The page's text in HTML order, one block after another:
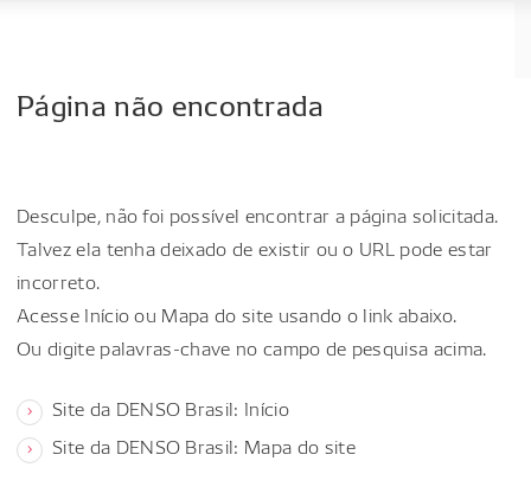
Página não encontrada
Desculpe, não foi possível encontrar a página solicitada.
Talvez ela tenha deixado de existir ou o URL pode estar
incorreto.
Acesse Início ou Mapa do site usando o link abaixo.
Ou digite palavras-chave no campo de pesquisa acima.
Site da DENSO Brasil: Início
Site da DENSO Brasil: Mapa do site